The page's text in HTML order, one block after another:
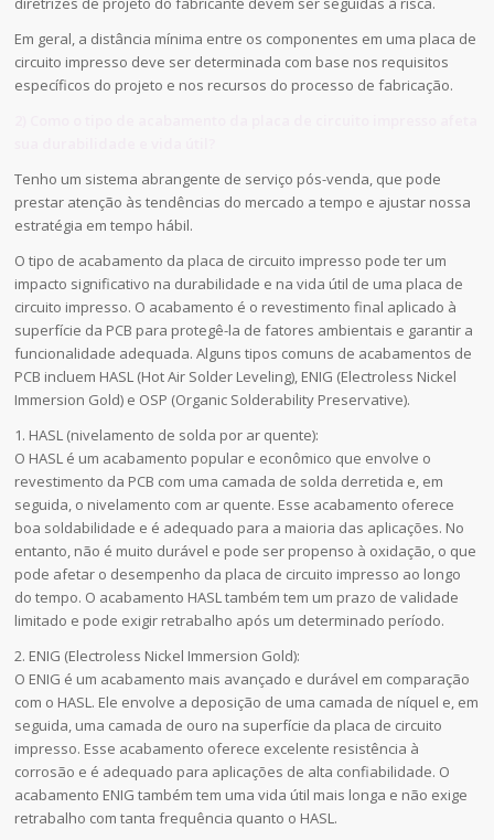
Em geral, a distância mínima entre os componentes em uma placa de
circuito impresso deve ser determinada com base nos requisitos
específicos do projeto e nos recursos do processo de fabricação.
Tenho um sistema abrangente de serviço pós-venda, que pode
prestar atenção às tendências do mercado a tempo e ajustar nossa
estratégia em tempo hábil.
O tipo de acabamento da placa de circuito impresso pode ter um
impacto significativo na durabilidade e na vida útil de uma placa de
circuito impresso. O acabamento é o revestimento final aplicado à
superfície da PCB para protegê-la de fatores ambientais e garantir a
funcionalidade adequada. Alguns tipos comuns de acabamentos de
PCB incluem HASL (Hot Air Solder Leveling), ENIG (Electroless Nickel
Immersion Gold) e OSP (Organic Solderability Preservative).
1. HASL (nivelamento de solda por ar quente):
O HASL é um acabamento popular e econômico que envolve o
revestimento da PCB com uma camada de solda derretida e, em
seguida, o nivelamento com ar quente. Esse acabamento oferece
boa soldabilidade e é adequado para a maioria das aplicações. No
entanto, não é muito durável e pode ser propenso à oxidação, o que
pode afetar o desempenho da placa de circuito impresso ao longo
do tempo. O acabamento HASL também tem um prazo de validade
limitado e pode exigir retrabalho após um determinado período.
2. ENIG (Electroless Nickel Immersion Gold):
O ENIG é um acabamento mais avançado e durável em comparação
com o HASL. Ele envolve a deposição de uma camada de níquel e, em
seguida, uma camada de ouro na superfície da placa de circuito
impresso. Esse acabamento oferece excelente resistência à
corrosão e é adequado para aplicações de alta confiabilidade. O
acabamento ENIG também tem uma vida útil mais longa e não exige
retrabalho com tanta frequência quanto o HASL.